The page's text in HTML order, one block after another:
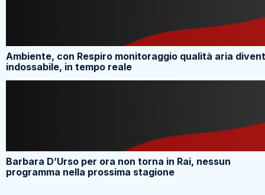
Ambiente, con Respiro monitoraggio qualità aria
indossabile, in tempo reale
Barbara D’Urso per ora non torna in Rai, nessun
programma nella prossima stagione